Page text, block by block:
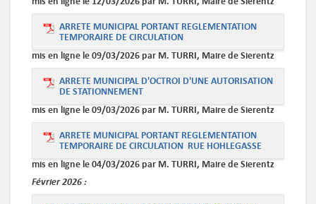
ARRETE MUNICIPAL PORTANT REGLEMENTATION
TEMPORAIRE DE CIRCULATION
mis en ligne le 09/03/2026 par M. TURRI, Maire de Sierentz
ARRETE MUNICIPAL D'OCTROI D'UNE AUTORISATION
DE STATIONNEMENT
mis en ligne le 09/03/2026 par M. TURRI, Maire de Sierentz
ARRETE MUNICIPAL PORTANT REGLEMENTATION
TEMPORAIRE DE CIRCULATION RUE HOHLEGASSE
mis en ligne le 04/03/2026 par M. TURRI, Maire de Sierentz
Février2026 :